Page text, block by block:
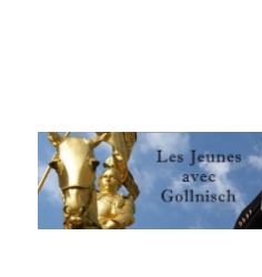
Les jeunes